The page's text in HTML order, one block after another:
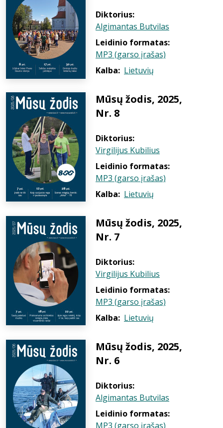
Diktorius:
Algimantas Butvilas
Leidinio formatas:
MP3 (garso įrašas)
Kalba: Lietuvių
Mūsų žodis, 2025,
Nr. 8
Diktorius:
Virgilijus Kubilius
Leidinio formatas:
MP3 (garso įrašas)
Kalba: Lietuvių
Mūsų žodis, 2025,
Nr. 7
Diktorius:
Virgilijus Kubilius
Leidinio formatas:
MP3 (garso įrašas)
Kalba: Lietuvių
Mūsų žodis, 2025,
Nr. 6
Diktorius:
Algimantas Butvilas
Leidinio formatas:
MP3 (garso įrašas)